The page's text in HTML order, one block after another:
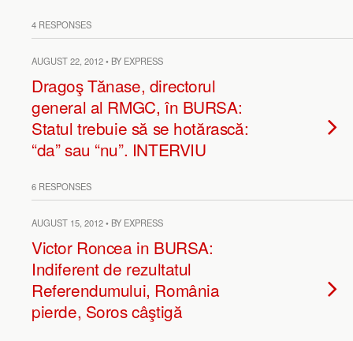
4 RESPONSES
AUGUST 22, 2012 • BY EXPRESS
Dragoş Tănase, directorul
general al RMGC, în BURSA:
Statul trebuie să se hotărască:
“da” sau “nu”. INTERVIU
6 RESPONSES
AUGUST 15, 2012 • BY EXPRESS
Victor Roncea in BURSA:
Indiferent de rezultatul
Referendumului, România
pierde, Soros câştigă